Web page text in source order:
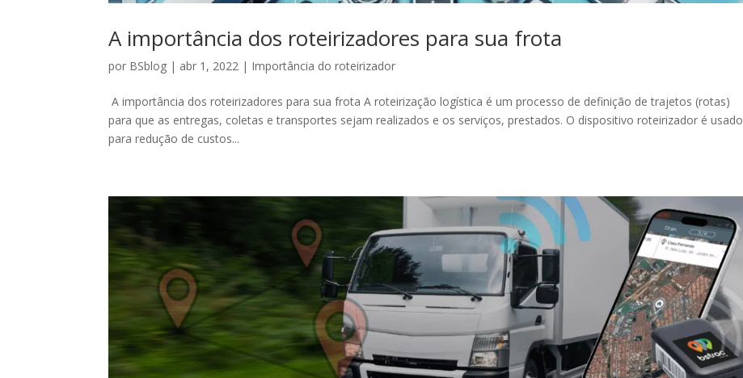
A importância dos roteirizadores para sua frota
por BSblog | abr 1, 2022 | Importância do roteirizador
A importância dos roteirizadores para sua frota A roteirização logística é um processo de definição de trajetos (rotas)
para que as entregas, coletas e transportes sejam realizados e os serviços, prestados. O dispositivo roteirizador é usado
para redução de custos...